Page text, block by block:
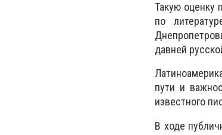
Такую оценку
по
давней
пути и
известного
В ходе